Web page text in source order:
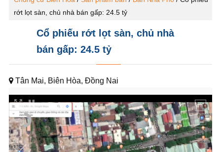
rớt lọt sàn, chủ nhà bán gấp: 24.5 tỷ
Cổ phiếu rớt lọt sàn, chủ nhà
bán gấp: 24.5 tỷ
Tân Mai, Biên Hòa, Đồng Nai